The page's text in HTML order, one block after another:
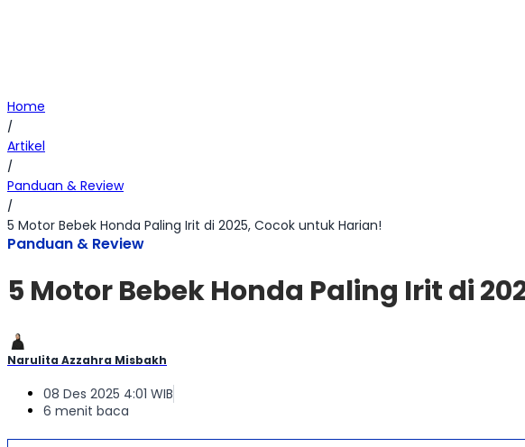
Home
/
Artikel
/
Panduan & Review
/
5 Motor Bebek Honda Paling Irit di 2025, Cocok untuk Harian!
Panduan & Review
5 Motor Bebek Honda Paling Irit di
Narulita Azzahra Misbakh
08 Des 2025 4:01 WIB
6 menit baca